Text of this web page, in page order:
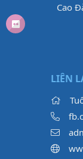
Cao
LIÊN